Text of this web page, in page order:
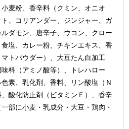
麦粉、香辛料（クミン、オニオ
ト、コリアンダー、ジンジャー、ガ
ダモン、唐辛子、ウコン、クロー
塩、カレー粉、チキンエキス、香
トパウダー）、大豆たん白加工
料（アミノ酸等）、トレハロー
素、乳化剤、香料、リン酸塩（Ｎ
、酸化防止剤（ビタミンＥ）、香辛
部に小麦・乳成分・大豆・鶏肉・